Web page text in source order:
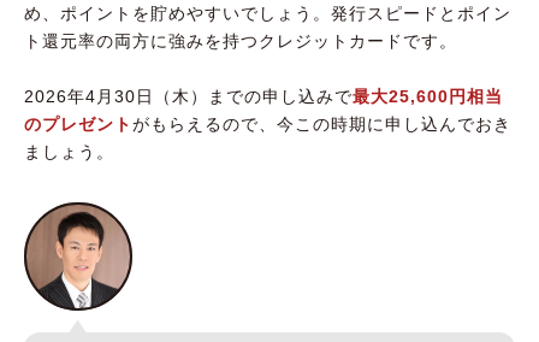
め、ポイントを貯めやすいでしょう。発行スピードとポイン
ト還元率の両方に強みを持つクレジットカードです。
2026年4月30日（木）までの申し込みで最大25,600円相当
のプレゼントがもらえるので、今この時期に申し込んでおき
ましょう。